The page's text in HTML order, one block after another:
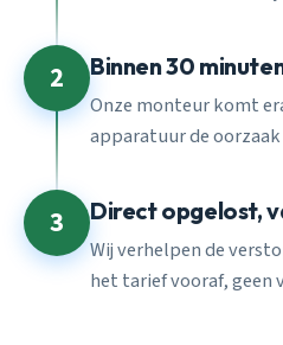
2 Binnen 30
Onze monteur komt
apparatuur de
3 Direct opgelost,
Wij verhelpen de
het tarief vooraf, geen